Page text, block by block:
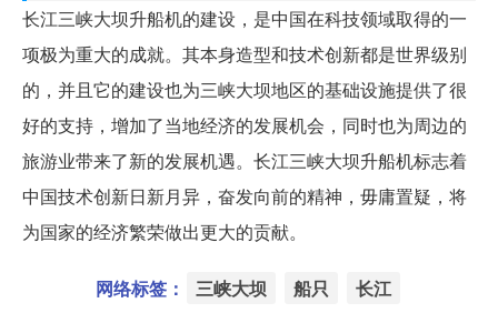
长江三峡大坝升船机的建设，是中国在科技领域取得的一
项极为重大的成就。其本身造型和技术创新都是世界级别
的，并且它的建设也为三峡大坝地区的基础设施提供了很
好的支持，增加了当地经济的发展机会，同时也为周边的
旅游业带来了新的发展机遇。长江三峡大坝升船机标志着
中国技术创新日新月异，奋发向前的精神，毋庸置疑，将
为国家的经济繁荣做出更大的贡献。
网络标签： 三峡大坝 船只 长江